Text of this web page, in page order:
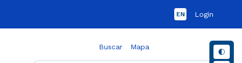
EN Login
Buscar Mapa